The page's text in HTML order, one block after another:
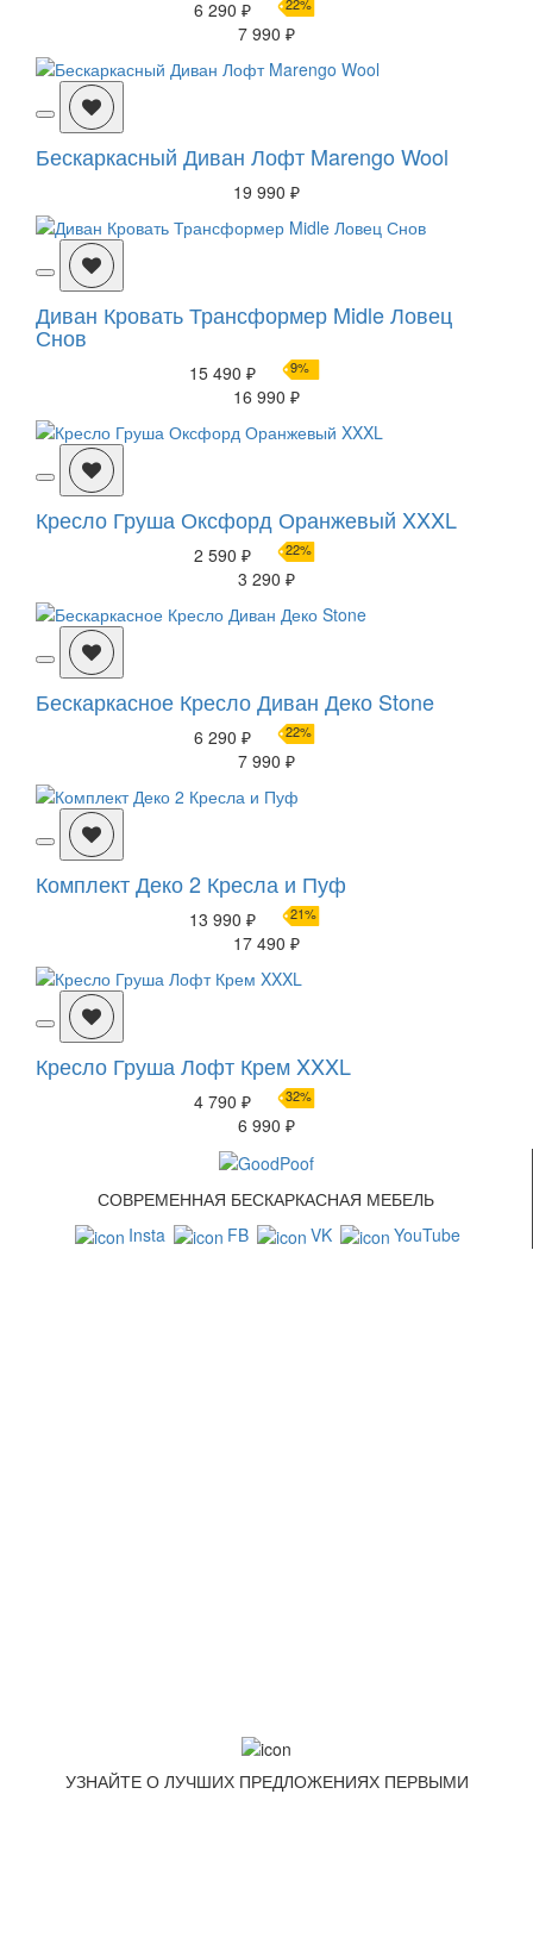
6 290 ₽
7 990 ₽
Бескаркасный Диван Лофт Marengo Wool
19 990 ₽
Диван Кровать Трансформер Midle Ловец
Снов
15 490 ₽ 9%
16 990 ₽
Кресло Груша Оксфорд Оранжевый XXXL
2 590 ₽ 22%
3 290 ₽
Бескаркасное Кресло Диван Деко Stone
6 290 ₽ 22%
7 990 ₽
Комплект Деко 2 Кресла и Пуф
13 990 ₽ 21%
17 490 ₽
Кресло Груша Лофт Крем XXXL
4 790 ₽ 32%
6 990 ₽
СОВРЕМЕННАЯ БЕСКАРКАСНАЯ МЕБЕЛЬ
Insta
FB VK YouTube
УЗНАЙТЕ О ЛУЧШИХ ПРЕДЛОЖЕНИЯХ ПЕРВЫМИ